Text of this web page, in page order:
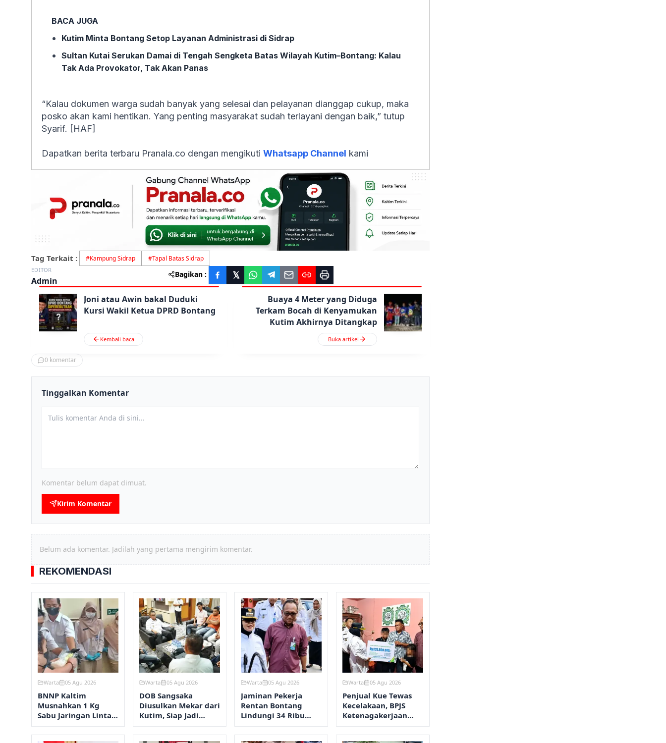
BACA JUGA
Kutim Minta Bontang Setop Layanan Administrasi di Sidrap
Sultan Kutai Serukan Damai di Tengah Sengketa Batas Wilayah Kutim–Bontang: Kalau
Tak Ada Provokator, Tak Akan Panas
“Kalau dokumen warga sudah banyak yang selesai dan pelayanan dianggap cukup, maka
posko akan kami hentikan. Yang penting masyarakat sudah terlayani dengan baik,” tutup
Syarif. [HAF]
Dapatkan berita terbaru Pranala.co dengan mengikuti Whatsapp Channel kami
Tag Terkait : #Kampung Sidrap #Tapal Batas Sidrap
EDITOR
Admin
Bagikan :
Joni atau Awin bakal Duduki
Kursi Wakil Ketua DPRD Bontang
Kembali baca
Buaya 4 Meter yang Diduga
Terkam Bocah di Kenyamukan
Kutim Akhirnya Ditangkap
Buka artikel
0 komentar
Tinggalkan Komentar
Komentar belum dapat dimuat.
Kirim Komentar
Belum ada komentar. Jadilah yang pertama mengirim komentar.
REKOMENDASI
Warta 05 Agu 2026
BNNP Kaltim
Musnahkan 1 Kg
Sabu Jaringan Lintas
Provinsi
Warta 05 Agu 2026
DOB Sangsaka
Diusulkan Mekar dari
Kutim, Siap Jadi
Penyangga IKN
Warta 05 Agu 2026
Jaminan Pekerja
Rentan Bontang
Lindungi 34 Ribu
Warga, Klaim
Tembus Rp2,7 Miliar
Warta 05 Agu 2026
Penjual Kue Tewas
Kecelakaan, BPJS
Ketenagakerjaan
Bontang Kucurkan
Santunan Rp233,5